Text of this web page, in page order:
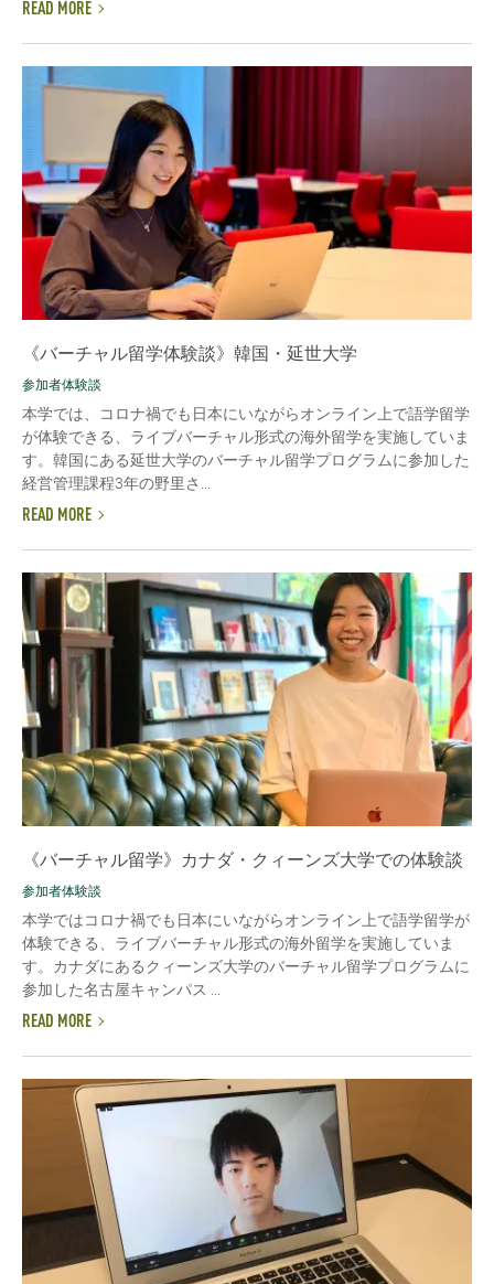
READ MORE
《バーチャル留学体験談》韓国・延世大学
参加者体験談
本学では、コロナ禍でも日本にいながらオンライン上で語学留学
が体験できる、ライブバーチャル形式の海外留学を実施していま
す。韓国にある延世大学のバーチャル留学プログラムに参加した
経営管理課程3年の野里さ...
READ MORE
《バーチャル留学》カナダ・クィーンズ大学での体験談
参加者体験談
本学ではコロナ禍でも日本にいながらオンライン上で語学留学が
体験できる、ライブバーチャル形式の海外留学を実施していま
す。カナダにあるクィーンズ大学のバーチャル留学プログラムに
参加した名古屋キャンパス ...
READ MORE